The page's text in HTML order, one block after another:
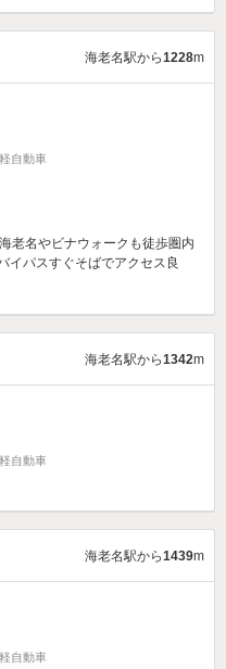
海老名駅から1228m
自動車
老名やビナウォークも徒歩圏内
イパスすぐそばでアクセス良
海老名駅から1342m
自動車
海老名駅から1439m
自動車